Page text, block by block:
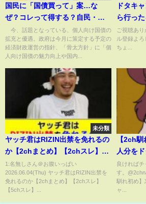
国民に「国債買って」案…な
ぜ？コレって得する？自民・神
田潤一氏「日本人にとってはこ
れほど安全な資産はない」
(ABEMA TIMES)
今、話題となっている、個人向け国債の
拡充と優遇。政府は今月に策定する予定の
経済財政運営の指針、「骨太方針」に「個
人向け国債の魅力向上や国内...
ドタキ
ら行っ
年3月15
ご視聴あ
ル登録よ
ちょ...
未分類
ヤッチ君はRIZIN出禁を免れるの
か【2chまとめ】【2chスレ】
【5chスレ】
1:名無しさん＠お腹いっぱい
2026.06.04(Thu) ヤッチ君はRIZIN出禁を
免れるのか【2chまとめ】【2chスレ】
【5chスレ】...
【2ch
人分を
の焼き
俺が全
っくり】
良ければ
す。
馴れ初め】
ャ...